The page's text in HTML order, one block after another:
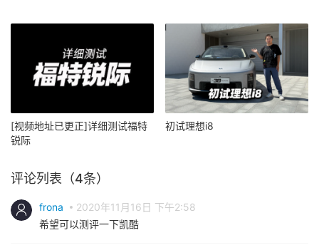
[视频地址已更正]详细测试福特
锐际
初试理想i8
评论列表（4条）
frona
2020年11月16日 下午2:58
希望可以测评一下凯酷